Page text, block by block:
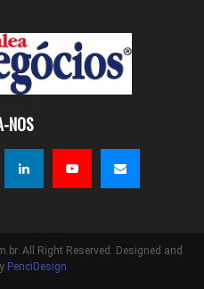
NOS
All Right Reserved. Designed and
PenciDesign